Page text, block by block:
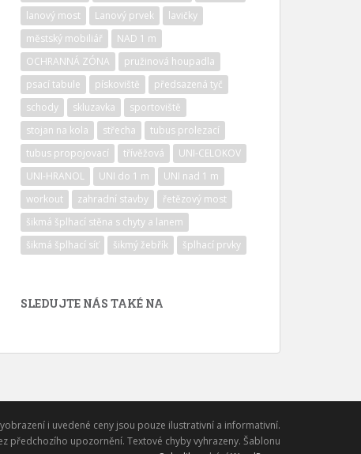
lanový most
Lanový prvek
lavičky
městský mobiliář
NAD 1 m
OCHRANNÁ ZÓNA
pružinová houpadla
psací tabule
pískoviště
předsazená tyč
schody
skluzavka
sportoviště
stojan na kola
střecha
tubus prolezací
tubus propojovací
třívěžová
UNI-CELOKOV
UNI-HRANOL
UNI do 1 m
UNI nad 1 m
workout
zahradní stavby
řetězový most
šikmá šplhací stěna s chyty a lanem
šikmá šplhací síť
šikmý žebřík šplhací prvky
SLEDUJTE NÁS TAKÉ NA
i uvedené ceny jsou pouze ilustrativní a informativní.
předchozího upozornění. Textové chyby vyhrazeny. Šablonu